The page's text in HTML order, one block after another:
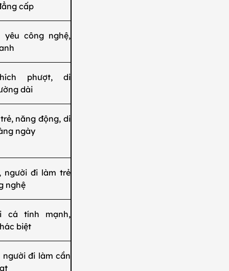
cấp
yêu công nghệ,
phượt, di
dài
năng động, di
ngày
người đi làm trẻ
nghệ
cá tính mạnh,
biệt
người đi làm cần